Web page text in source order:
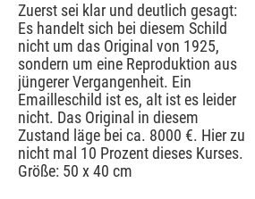
Zuerst sei klar und deutlich gesagt:
Es handelt sich bei diesem Schild
nicht um das Original von 1925,
sondern um eine Reproduktion aus
jüngerer Vergangenheit. Ein
Emailleschild ist es, alt ist es leider
nicht. Das Original in diesem
Zustand läge bei ca. 8000 €. Hier zu
nicht mal 10 Prozent dieses Kurses.
Größe: 50 x 40 cm